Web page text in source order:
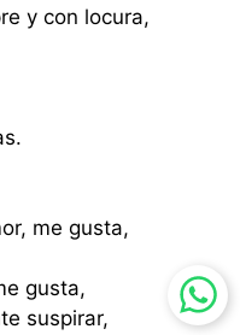
y con locura,
me gusta,
gusta,
suspirar,